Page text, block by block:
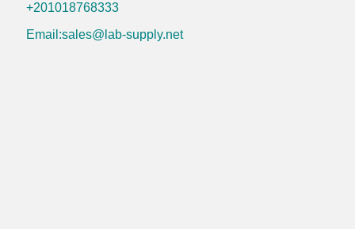
+201018768333
Email:sales@lab-supply.net